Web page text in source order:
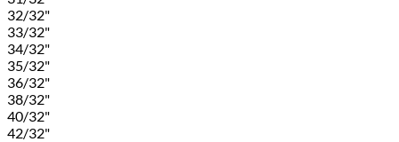
32/32"
33/32"
34/32"
35/32"
36/32"
38/32"
40/32"
42/32"